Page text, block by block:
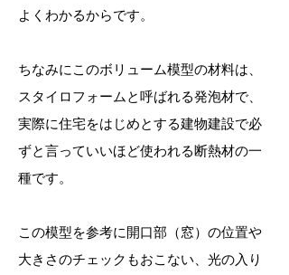
よくわかるからです。
ちなみにこのボリューム模型の材料は、
スタイロフォームと呼ばれる発泡材で、
実際に住宅をはじめとする建物建設で必
ずと言っていいほど使われる断熱材の一
種です。
この模型を参考に開口部（窓）の位置や
大きさのチェックもおこない、光の入り